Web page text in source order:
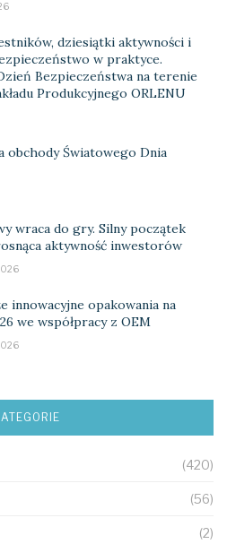
dziesiątki aktywności i
w praktyce.
Bezpieczeństwa na terenie
Produkcyjnego ORLENU
obchody Światowego Dnia
wraca do gry. Silny początek
aktywność inwestorów
innowacyjne opakowania na
we współpracy z OEM
(420)
(56)
(2)